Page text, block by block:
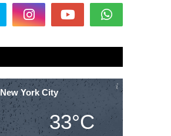
New York City
33°C